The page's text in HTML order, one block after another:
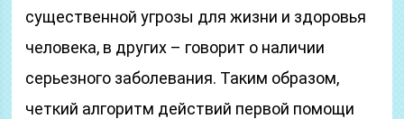
существенной угрозы для жизни и здоровья
человека, в других – говорит о наличии
серьезного заболевания. Таким образом,
четкий алгоритм действий первой помощи